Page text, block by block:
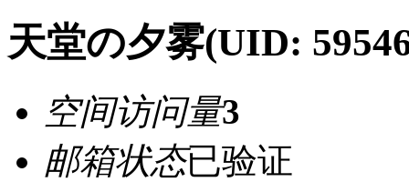
天堂の夕雾(UID:
空间访问量3
邮箱状态已验证